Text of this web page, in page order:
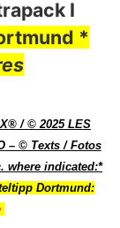
I
*
/ © 2025 LES
– © Texts / Fotos
where indicated:*
Dortmund: